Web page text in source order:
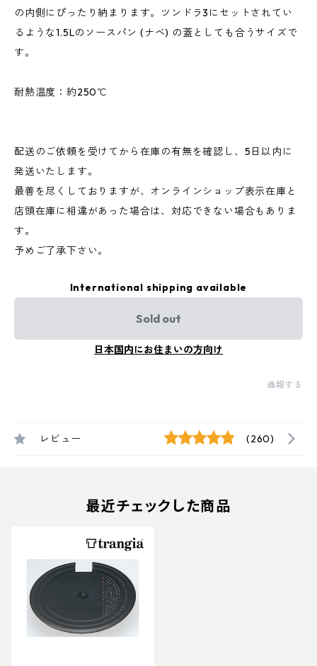
の内側にぴったり納まります。ツンドラ3にセットされてい
るような1.5Lのソースパン (ナベ) の蓋としても合うサイズで
す。
耐熱温度：約250℃
配送のご依頼を受けてから在庫の有無を確認し、5日以内に
発送いたします。
最善を尽くしておりますが、オンラインショップ表示在庫と
店頭在庫に相違があった場合は、対応できない場合もありま
す。
予めご了承下さい。
International shipping available
Sold out
日本国内にお住まいの方向け
通報する
レビュー (260)
最近チェックした商品